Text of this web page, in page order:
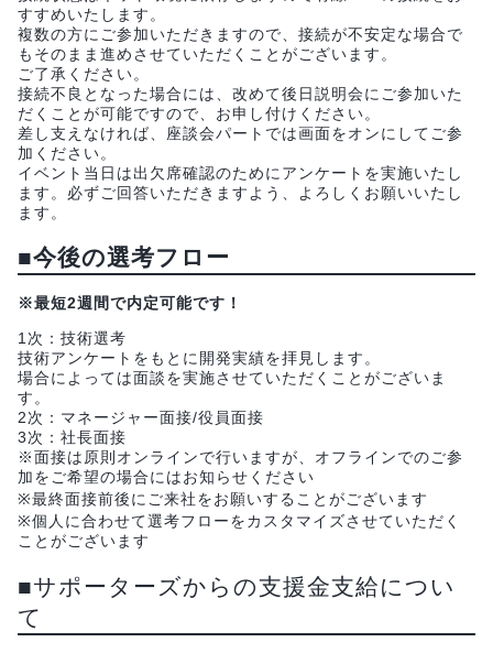
すすめいたします。
複数の方にご参加いただきますので、接続が不安定な場合で
もそのまま進めさせていただくことがございます。
ご了承ください。
接続不良となった場合には、改めて後日説明会にご参加いた
だくことが可能ですので、お申し付けください。
差し支えなければ、座談会パートでは画面をオンにしてご参
加ください。
イベント当日は出欠席確認のためにアンケートを実施いたし
ます。必ずご回答いただきますよう、よろしくお願いいたし
ます。
■今後の選考フロー
※最短2週間で内定可能です！
1次：技術選考
技術アンケートをもとに開発実績を拝見します。
場合によっては面談を実施させていただくことがございま
す。
2次：マネージャー面接/役員面接
3次：社長面接
※面接は原則オンラインで行いますが、オフラインでのご参
加をご希望の場合にはお知らせください
※最終面接前後にご来社をお願いすることがございます
※個人に合わせて選考フローをカスタマイズさせていただく
ことがございます
■サポーターズからの支援金支給につい
て